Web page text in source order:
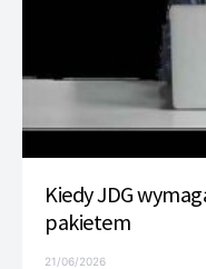
Kiedy JDG
pakietem
21/06/2026